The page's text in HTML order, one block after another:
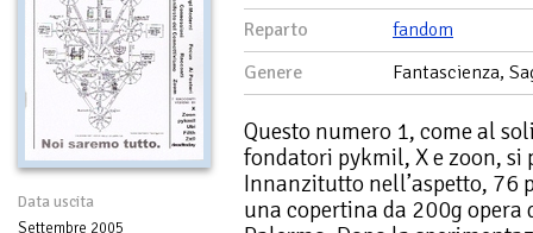
Data uscita
Settembre 2005
Reparto
fandom
Genere
Fantascienza,
Questo numero 1, come al
fondatori pykmil, X e zoon,
Innanzitutto nell’aspetto, 76
una copertina da 200g